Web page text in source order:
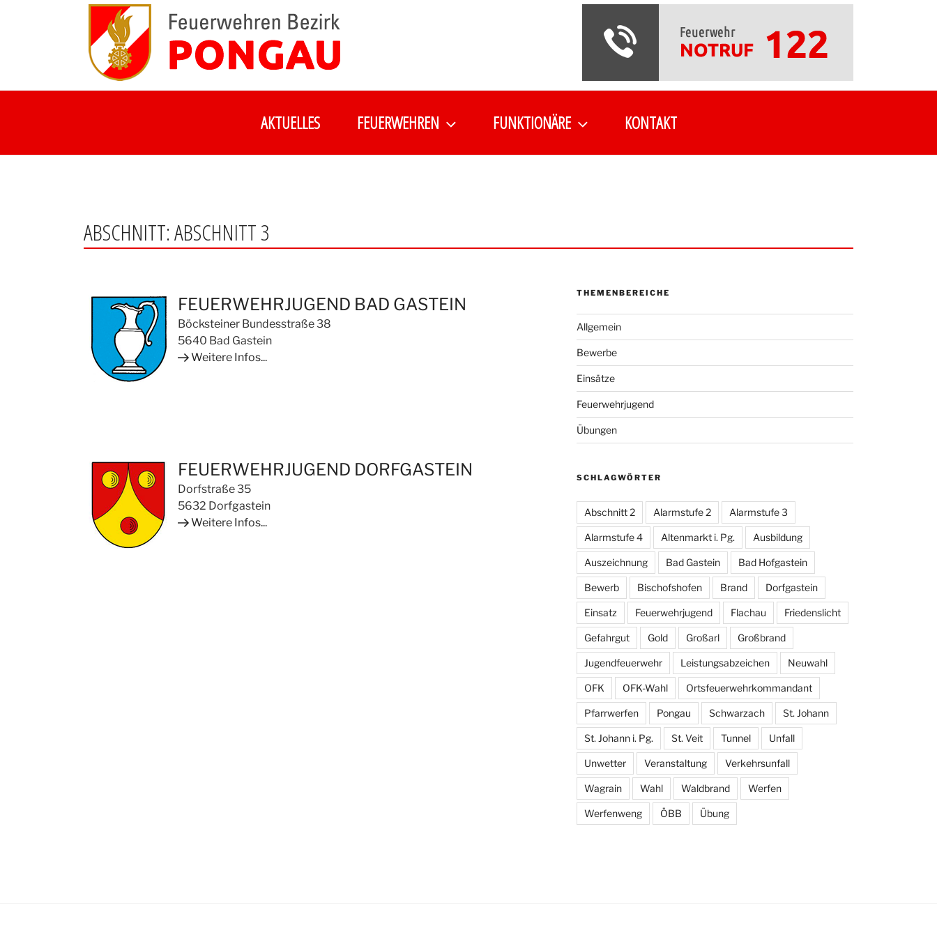
AKTUELLES FEUERWEHREN FUNKTIONÄRE KONTAKT
ABSCHNITT:ABSCHNITT 3
FEUERWEHRJUGEND BAD GASTEIN
Böcksteiner Bundesstraße 38
5640 Bad Gastein
Weitere Infos...
FEUERWEHRJUGEND DORFGASTEIN
Dorfstraße 35
5632 Dorfgastein
Weitere Infos...
THEMENBEREICHE
Allgemein
Bewerbe
Einsätze
Feuerwehrjugend
Übungen
SCHLAGWÖRTER
Abschnitt 2 Alarmstufe 2 Alarmstufe 3
Alarmstufe 4 Altenmarkt i. Pg. Ausbildung
Auszeichnung Bad Gastein Bad Hofgastein
Bewerb Bischofshofen Brand Dorfgastein
Einsatz Feuerwehrjugend Flachau Friedenslicht
Gefahrgut Gold Großarl Großbrand
Jugendfeuerwehr Leistungsabzeichen Neuwahl
OFK OFK-Wahl Ortsfeuerwehrkommandant
Pfarrwerfen Pongau Schwarzach St. Johann
St. Johann i. Pg. St. Veit Tunnel Unfall
Unwetter Veranstaltung Verkehrsunfall
Wagrain Wahl Waldbrand Werfen
Werfenweng ÖBB Übung